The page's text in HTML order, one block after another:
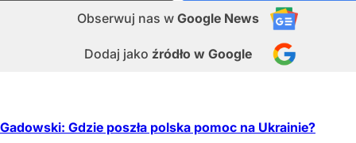
Obserwuj nas w Google News
Dodaj jako źródło w Google
Gadowski: Gdzie poszła polska pomoc na Ukrainie?